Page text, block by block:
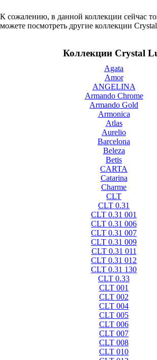
К сожалению, в данной коллекции сейчас
можете посмотреть другие коллекции
Коллекции Crystal
Agata
Amor
ANGELINA
Armando Chrome
Armando Gold
Armonica
Atlas
Aurelio
Barcelona
Beleza
Betis
CARTA
Catarina
Charme
CLT
CLT 0.31
CLT 0.31 001
CLT 0.31 006
CLT 0.31 007
CLT 0.31 009
CLT 0.31 011
CLT 0.31 012
CLT 0.31 130
CLT 0.33
CLT 001
CLT 002
CLT 004
CLT 005
CLT 006
CLT 007
CLT 008
CLT 010